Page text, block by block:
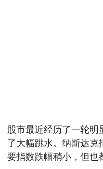
股市最近经历了一轮
了大幅跳水。纳斯达克
要指数跌幅稍小，但也